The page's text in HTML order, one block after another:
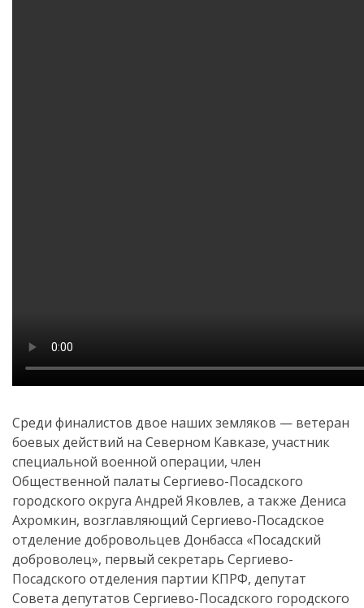
Среди финалистов двое наших земляков — ветеран
боевых действий на Северном Кавказе, участник
специальной военной операции, член
Общественной палаты Сергиево-Посадского
городского округа Андрей Яковлев, а также Дениса
Ахромкин, возглавляющий Сергиево-Посадское
отделение добровольцев Донбасса «Посадский
доброволец», первый секретарь Сергиево-
Посадского отделения партии КПРФ, депутат
Совета депутатов Сергиево-Посадского городского